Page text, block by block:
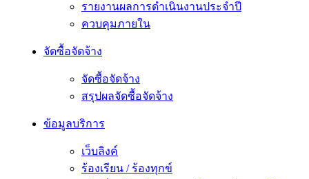
รายงานผลการดำเนินงานประจำปี
ควบคุมภายใน
จัดซื้อจัดจ้าง
จัดซื้อจัดจ้าง
สรุปผลจัดซื้อจัดจ้าง
ข้อมูลบริการ
เว็บลิงค์
ร้องเรียน / ร้องทุกข์